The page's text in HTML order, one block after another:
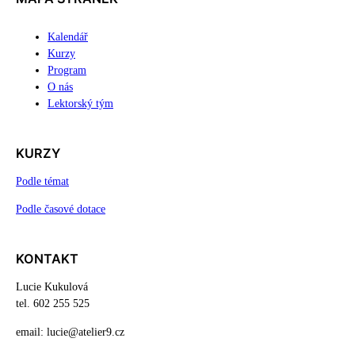
Kalendář
Kurzy
Program
O nás
Lektorský tým
KURZY
Podle témat
Podle časové dotace
KONTAKT
Lucie Kukulová
tel. 602 255 525
email: lucie@atelier9.cz